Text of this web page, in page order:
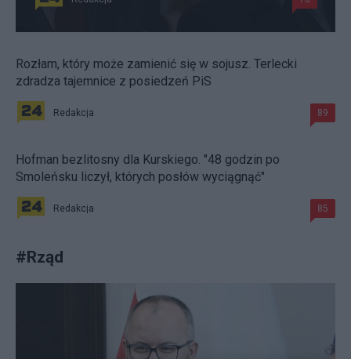
Rozłam, który może zamienić się w sojusz. Terlecki
zdradza tajemnice z posiedzeń PiS
Redakcja 89
Hofman bezlitosny dla Kurskiego. "48 godzin po
Smoleńsku liczył, których posłów wyciągnąć"
Redakcja 85
#Rząd